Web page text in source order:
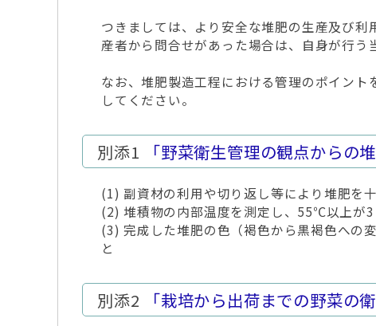
つきましては、より安全な堆肥の生産及び
産者から問合せがあった場合は、自身が行う
なお、堆肥製造工程における管理のポイン
してください。
別添1 「野菜衛生管理の観点からの
(1) 副資材の利用や切り返し等により堆肥を
(2) 堆積物の内部温度を測定し、55℃以上が
(3) 完成した堆肥の色（褐色から黒褐色への
と
別添2 「栽培から出荷までの野菜の